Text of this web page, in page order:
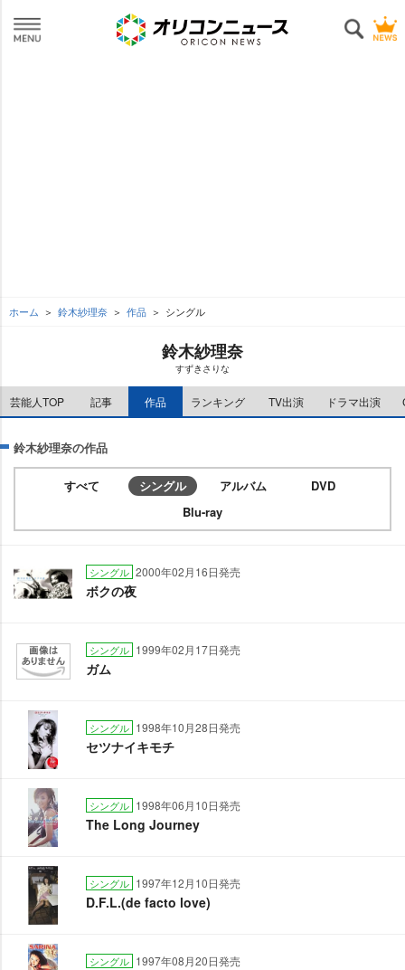
ホーム 鈴木紗理奈 作品 シングル
鈴木紗理奈
すずきさりな
芸能人TOP 記事 作品 ランキング TV出演 ドラマ出演
鈴木紗理奈の作品
すべて シングル アルバム
DVD
Blu-ray
シングル 2000年02月16日発売
ボクの夜
シングル 1999年02月17日発売
ガム
シングル 1998年10月28日発売
セツナイキモチ
シングル 1998年06月10日発売
The Long Journey
シングル 1997年12月10日発売
D.F.L.(de facto love)
シングル 1997年08月20日発売